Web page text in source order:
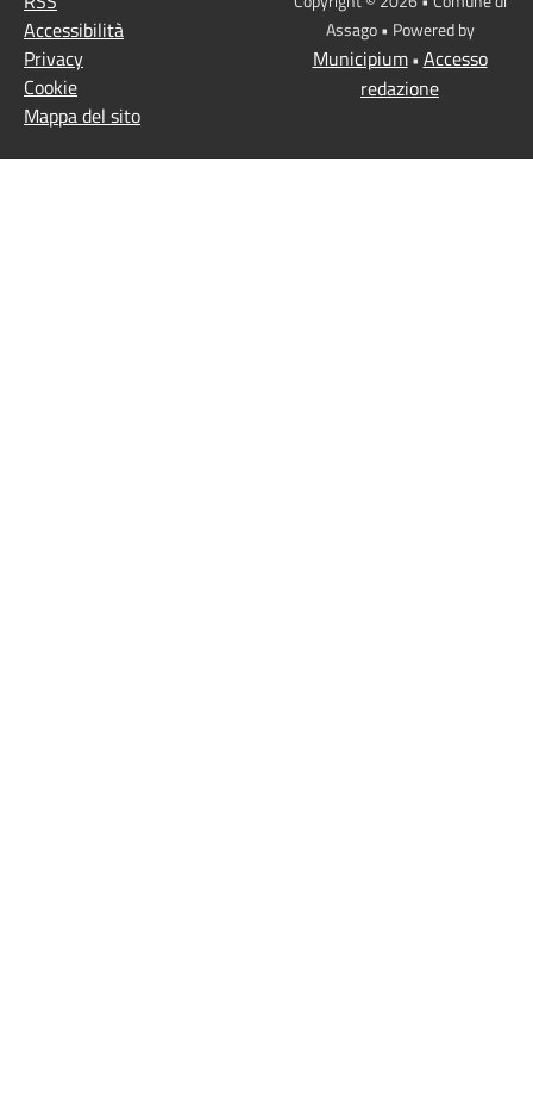
Accessibilità
Privacy
Cookie
Mappa del sito
Assago • Powered by
Municipium• Accesso
redazione